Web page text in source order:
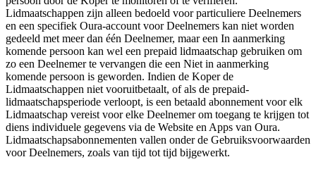
Lidmaatschappen zijn alleen bedoeld voor particuliere Deelnemers
en een specifiek Oura-account voor Deelnemers kan niet worden
gedeeld met meer dan één Deelnemer, maar een In aanmerking
komende persoon kan wel een prepaid lidmaatschap gebruiken om
zo een Deelnemer te vervangen die een Niet in aanmerking
komende persoon is geworden. Indien de Koper de
Lidmaatschappen niet vooruitbetaalt, of als de prepaid-
lidmaatschapsperiode verloopt, is een betaald abonnement voor elk
Lidmaatschap vereist voor elke Deelnemer om toegang te krijgen tot
diens individuele gegevens via de Website en Apps van Oura.
Lidmaatschapsabonnementen vallen onder de Gebruiksvoorwaarden
voor Deelnemers, zoals van tijd tot tijd bijgewerkt.